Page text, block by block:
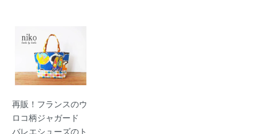
再販！フランスのウ
ロコ柄ジャガード
バレエシューズのト